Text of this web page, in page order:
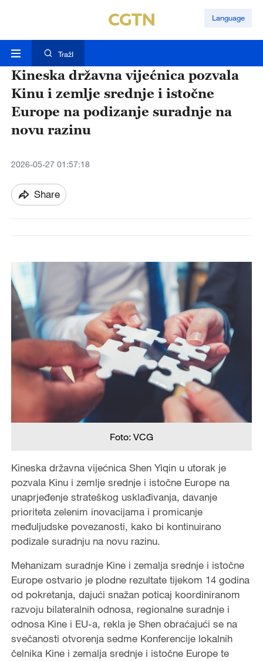
Language
TražI
Kineska državna vijećnica pozvala
Kinu i zemlje srednje i istočne
Europe na podizanje suradnje na
novu razinu
2026-05-27 01:57:18
Share
Foto: VCG
Kineska državna vijećnica Shen Yiqin u utorak je
pozvala Kinu i zemlje srednje i istočne Europe na
unaprjeđenje strateškog usklađivanja, davanje
prioriteta zelenim inovacijama i promicanje
međuljudske povezanosti, kako bi kontinuirano
podizale suradnju na novu razinu.
Mehanizam suradnje Kine i zemalja srednje i istočne
Europe ostvario je plodne rezultate tijekom 14 godina
od pokretanja, dajući snažan poticaj koordiniranom
razvoju bilateralnih odnosa, regionalne suradnje i
odnosa Kine i EU-a, rekla je Shen obraćajući se na
svečanosti otvorenja sedme Konferencije lokalnih
čelnika Kine i zemalja srednje i istočne Europe te